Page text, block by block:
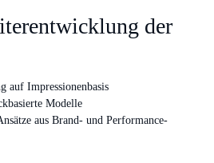
der
auf Impressionenbasis
Modelle
aus Brand- und Performance-